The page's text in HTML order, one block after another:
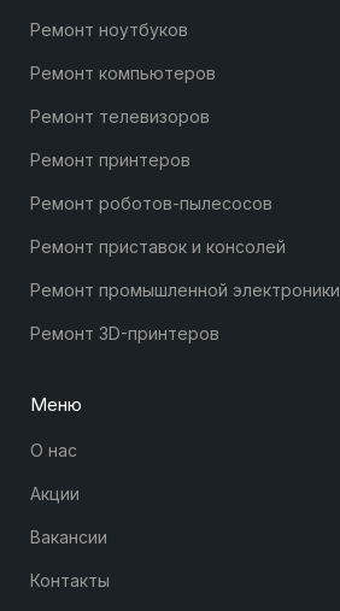
Ремонт ноутбуков
Ремонт компьютеров
Ремонт телевизоров
Ремонт принтеров
Ремонт роботов-пылесосов
Ремонт приставок и консолей
Ремонт промышленной электроники
Ремонт 3D-принтеров
Меню
О нас
Акции
Вакансии
Контакты